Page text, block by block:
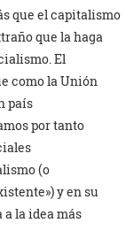
que el capitalismo
que la haga
El
como la Unión
país
por tanto
(o
y en su
la idea más